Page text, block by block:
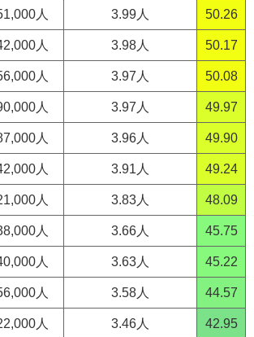
人 3.99人 50.26
人 3.98人 50.17
人 3.97人 50.08
人 3.97人 49.97
人 3.96人 49.90
人 3.91人 49.24
人 3.83人 48.09
人 3.66人 45.75
人 3.63人 45.22
人 3.58人 44.57
人 3.46人 42.95